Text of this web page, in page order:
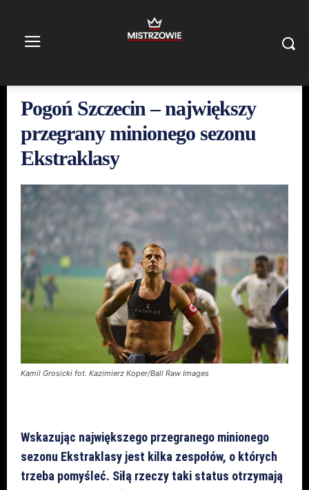
Pogoń Szczecin – największy
przegrany minionego sezonu
Ekstraklasy
Kamil Grosicki fot. Kazimierz Koper/Ball Raw Images
Wskazując największego przegranego minionego
sezonu Ekstraklasy jest kilka zespołów, o których
trzeba pomyśleć. Siłą rzeczy taki status otrzymają